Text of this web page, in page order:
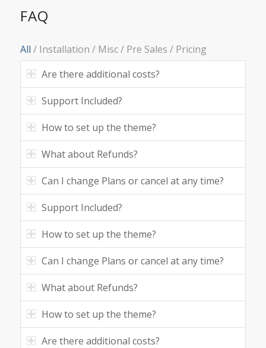
FAQ
All / Installation / Misc / Pre Sales / Pricing
Are there additional costs?
Support Included?
How to set up the theme?
What about Refunds?
Can I change Plans or cancel at any time?
Support Included?
How to set up the theme?
Can I change Plans or cancel at any time?
What about Refunds?
How to set up the theme?
Are there additional costs?